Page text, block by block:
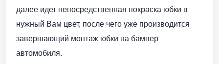
далее идет непосредственная покраска юбки в
нужный Вам цвет, после чего уже производится
завершающий монтаж юбки на бампер
автомобиля.